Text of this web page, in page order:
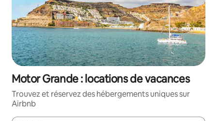
Motor Grande : locations de vacances
Trouvez et réservez des hébergements uniques sur
Airbnb